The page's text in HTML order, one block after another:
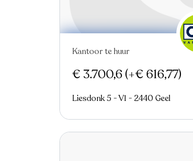
Nieuw
Kantoor te huur
€ 3.700,6 (+€ 616,77)
Liesdonk 5 - V1 - 2440 Geel